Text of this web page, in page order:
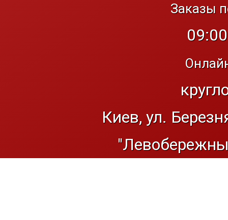
Заказы
Киев, ул.